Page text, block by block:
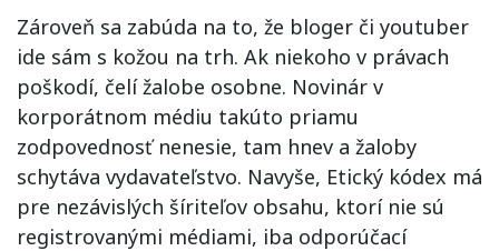
Zároveň sa zabúda na to, že bloger či youtuber
ide sám s kožou na trh. Ak niekoho v právach
poškodí, čelí žalobe osobne. Novinár v
korporátnom médiu takúto priamu
zodpovednosť nenesie, tam hnev a žaloby
schytáva vydavateľstvo. Navyše, Etický kódex má
pre nezávislých šíriteľov obsahu, ktorí nie sú
registrovanými médiami, iba odporúčací